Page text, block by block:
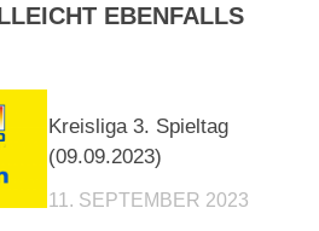
EBENFALLS
Kreisliga 3. Spieltag
(09.09.2023)
11. SEPTEMBER 2023